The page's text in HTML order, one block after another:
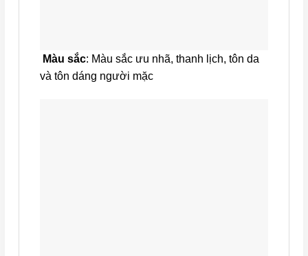
Màu sắc: Màu sắc ưu nhã, thanh lịch, tôn da
và tôn dáng người mặc